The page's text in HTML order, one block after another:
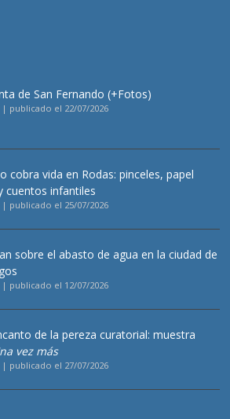
de San Fernando (+Fotos)
| publicado el 22/07/2026
cobra vida en Rodas: pinceles, papel
cuentos infantiles
| publicado el 25/07/2026
sobre el abasto de agua en la ciudad de
| publicado el 12/07/2026
de la pereza curatorial: muestra
vez más
| publicado el 27/07/2026